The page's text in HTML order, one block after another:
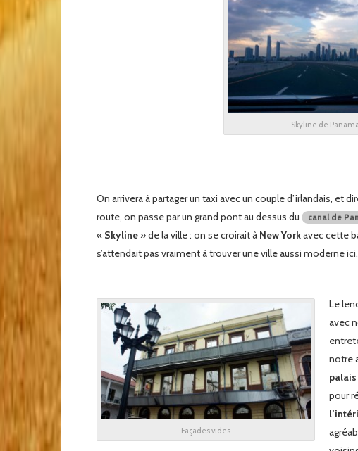
Skyline de
On arrivera à partager un taxi avec un couple d’irlandais, et
route, on passe par un grand pont au dessus du
canal de
« Skyline» de la ville : on se croirait à New Yorkavec cette
s’attendait pas vraiment à trouver une ville aussi moderne ici.
Façades vides
Le
avec
notre
pour